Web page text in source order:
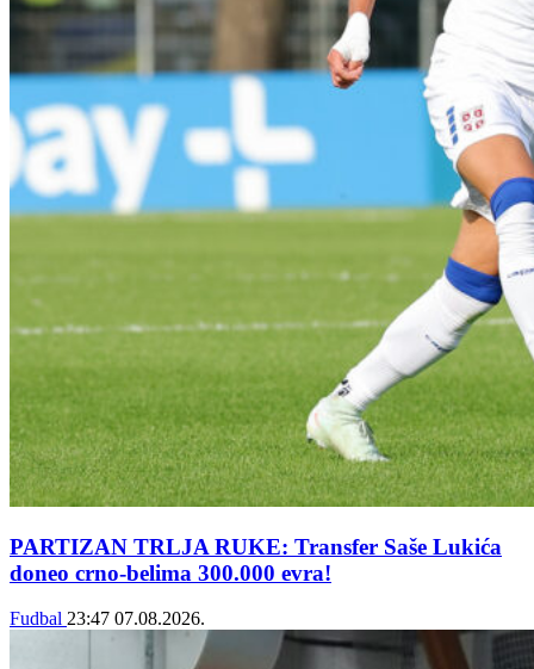
PARTIZAN TRLJA RUKE: Transfer Saše Lukića
doneo crno-belima 300.000 evra!
Fudbal 23:47 07.08.2026.